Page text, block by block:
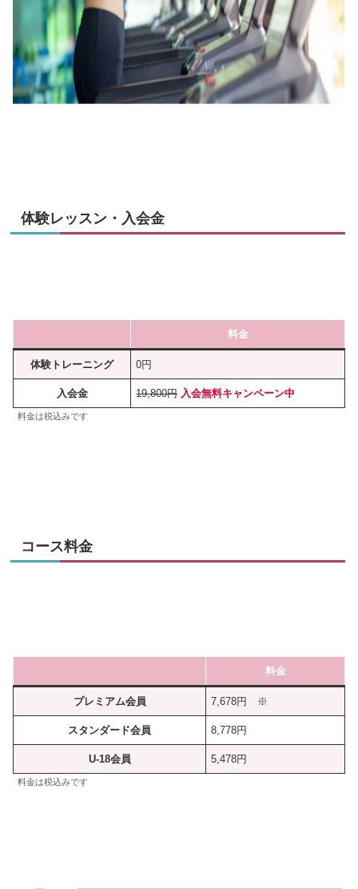
体験レッスン・入会金
料金
体験トレーニング 0円
入会金 19,800円 入会無料キャンペーン中
料金は税込みです
コース料金
料金
プレミアム会員 7,678円 ※
スタンダード会員 8,778円
U-18会員 5,478円
料金は税込みです